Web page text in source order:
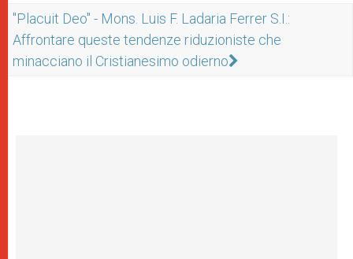
"Placuit Deo" - Mons. Luis F. Ladaria Ferrer S.I.:
Affrontare queste tendenze riduzioniste che
minacciano il Cristianesimo odierno